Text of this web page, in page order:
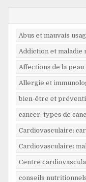
Abus et mauvais
Addiction et maladie
Affections de la peau
Allergie et
bien-être et
cancer: types de
Cardiovasculaire:
Cardiovasculaire:
Centre
conseils